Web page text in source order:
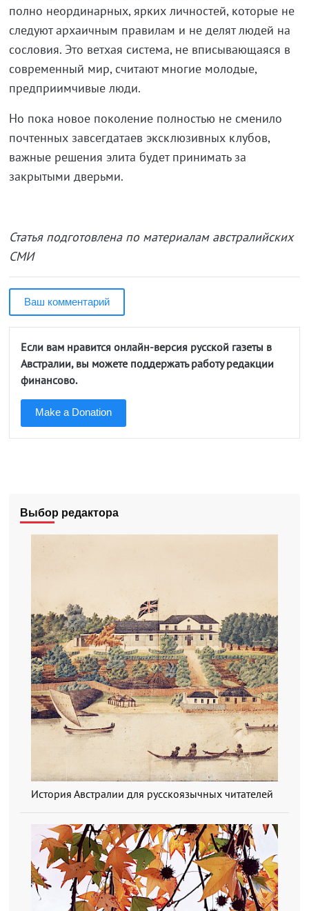
полно неординарных, ярких личностей, которые не
следуют архаичным правилам и не делят людей на
сословия. Это ветхая система, не вписывающаяся в
современный мир, считают многие молодые,
предприимчивые люди.
Но пока новое поколение полностью не сменило
почтенных завсегдатаев эксклюзивных клубов,
важные решения элита будет принимать за
закрытыми дверьми.
Статья подготовлена по материалам австралийских
СМИ
Ваш комментарий
Если вам нравится онлайн-версия русской газеты в
Австралии, вы можете поддержать работу редакции
финансово.
Make a Donation
Выбор редактора
История Австралии для русскоязычных читателей